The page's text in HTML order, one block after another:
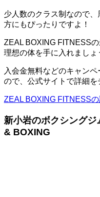
少人数のクラス制なので
方にもぴったりですよ！
ZEAL BOXING FITNESS
理想の体を手に入れましょ
入会金無料などのキャン
ので、公式サイトで詳細を
ZEAL BOXING FITNESS
新小岩のボクシング
& BOXING